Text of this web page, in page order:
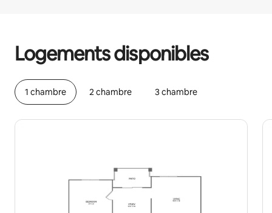
Logements disponibles
1 chambre 2 chambre 3 chambre